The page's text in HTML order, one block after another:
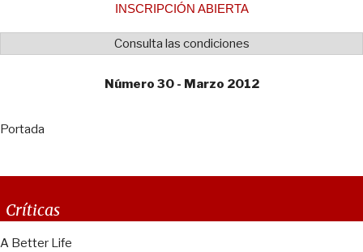
INSCRIPCIÓN ABIERTA
Consulta las condiciones
Número 30 - Marzo 2012
Portada
Críticas
A Better Life